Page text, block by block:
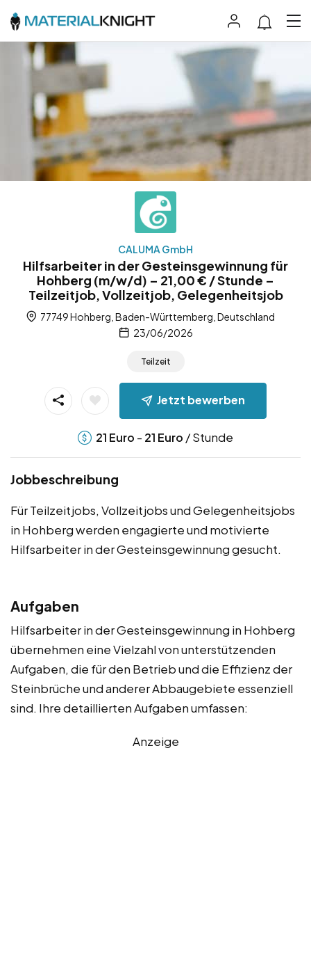
CALUMA GmbH
Hilfsarbeiter in der Gesteinsgewinnung für
Hohberg (m/w/d) – 21,00 € / Stunde –
Teilzeitjob, Vollzeitjob, Gelegenheitsjob
77749 Hohberg, Baden-Württemberg, Deutschland
23/06/2026
Teilzeit
Jetzt bewerben
21 Euro - 21 Euro / Stunde
Jobbeschreibung
Für Teilzeitjobs, Vollzeitjobs und Gelegenheitsjobs
in Hohberg werden engagierte und motivierte
Hilfsarbeiter in der Gesteinsgewinnung gesucht.
Aufgaben
Hilfsarbeiter in der Gesteinsgewinnung in Hohberg
übernehmen eine Vielzahl von unterstützenden
Aufgaben, die für den Betrieb und die Effizienz der
Steinbrüche und anderer Abbaugebiete essenziell
sind. Ihre detaillierten Aufgaben umfassen:
Anzeige